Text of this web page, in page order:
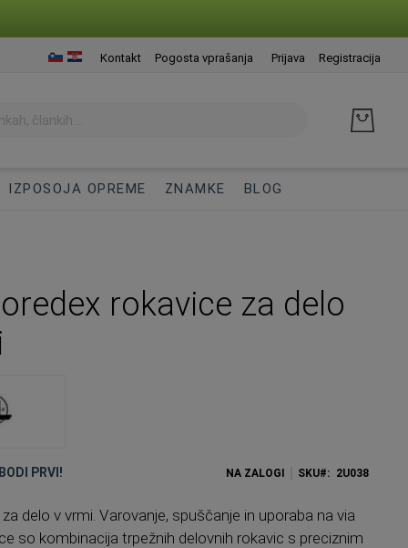
na
Kontakt Pogosta vprašanja Prijava Registracija
IZPOSOJA OPREME ZNAMKE BLOG
rokavice za delo
PRVI! NA ZALOGI SKU 2U038
delo v vrmi. Varovanje, spuščanje in uporaba na via
so kombinacija trpežnih delovnih rokavic s preciznim